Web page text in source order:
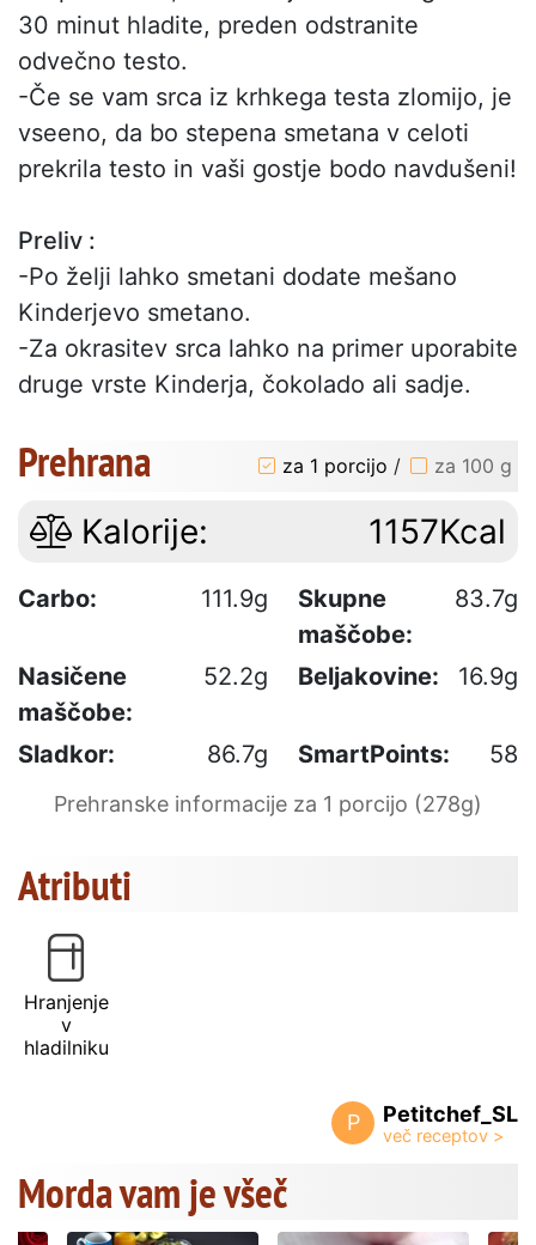
30 minut hladite, preden odstranite
odvečno testo.
-Če se vam srca iz krhkega testa zlomijo, je
vseeno, da bo stepena smetana v celoti
prekrila testo in vaši gostje bodo navdušeni!
Preliv :
-Po želji lahko smetani dodate mešano
Kinderjevo smetano.
-Za okrasitev srca lahko na primer uporabite
druge vrste Kinderja, čokolado ali sadje.
Prehrana za 1 porcijo / za 100 g
Kalorije: 1157Kcal
Carbo: 111.9g
Skupne
maščobe:
83.7g
Nasičene
maščobe:
52.2g Beljakovine: 16.9g
Sladkor: 86.7g SmartPoints: 58
Prehranske informacije za 1 porcijo (278g)
Atributi
Hranjenje
v
hladilniku
P Petitchef_SL
Morda vam je všeč